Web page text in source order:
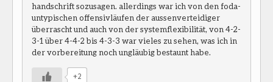
handschrift sozusagen. allerdings war ich von den foda-
untypischen offensivläufen der aussenverteidiger
überrascht und auch von der systemflexibilität, von 4-2-
3-1 über 4-4-2 bis 4-3-3 war vieles zu sehen, was ich in
der vorbereitung noch ungläubig bestaunt habe.
+2